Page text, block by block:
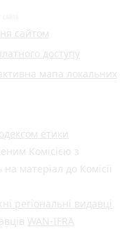
сайтом
доступу
мапа локальних
етики
Комісією з
матеріал до Комісії
регіональні видавці
WAN-IFRA